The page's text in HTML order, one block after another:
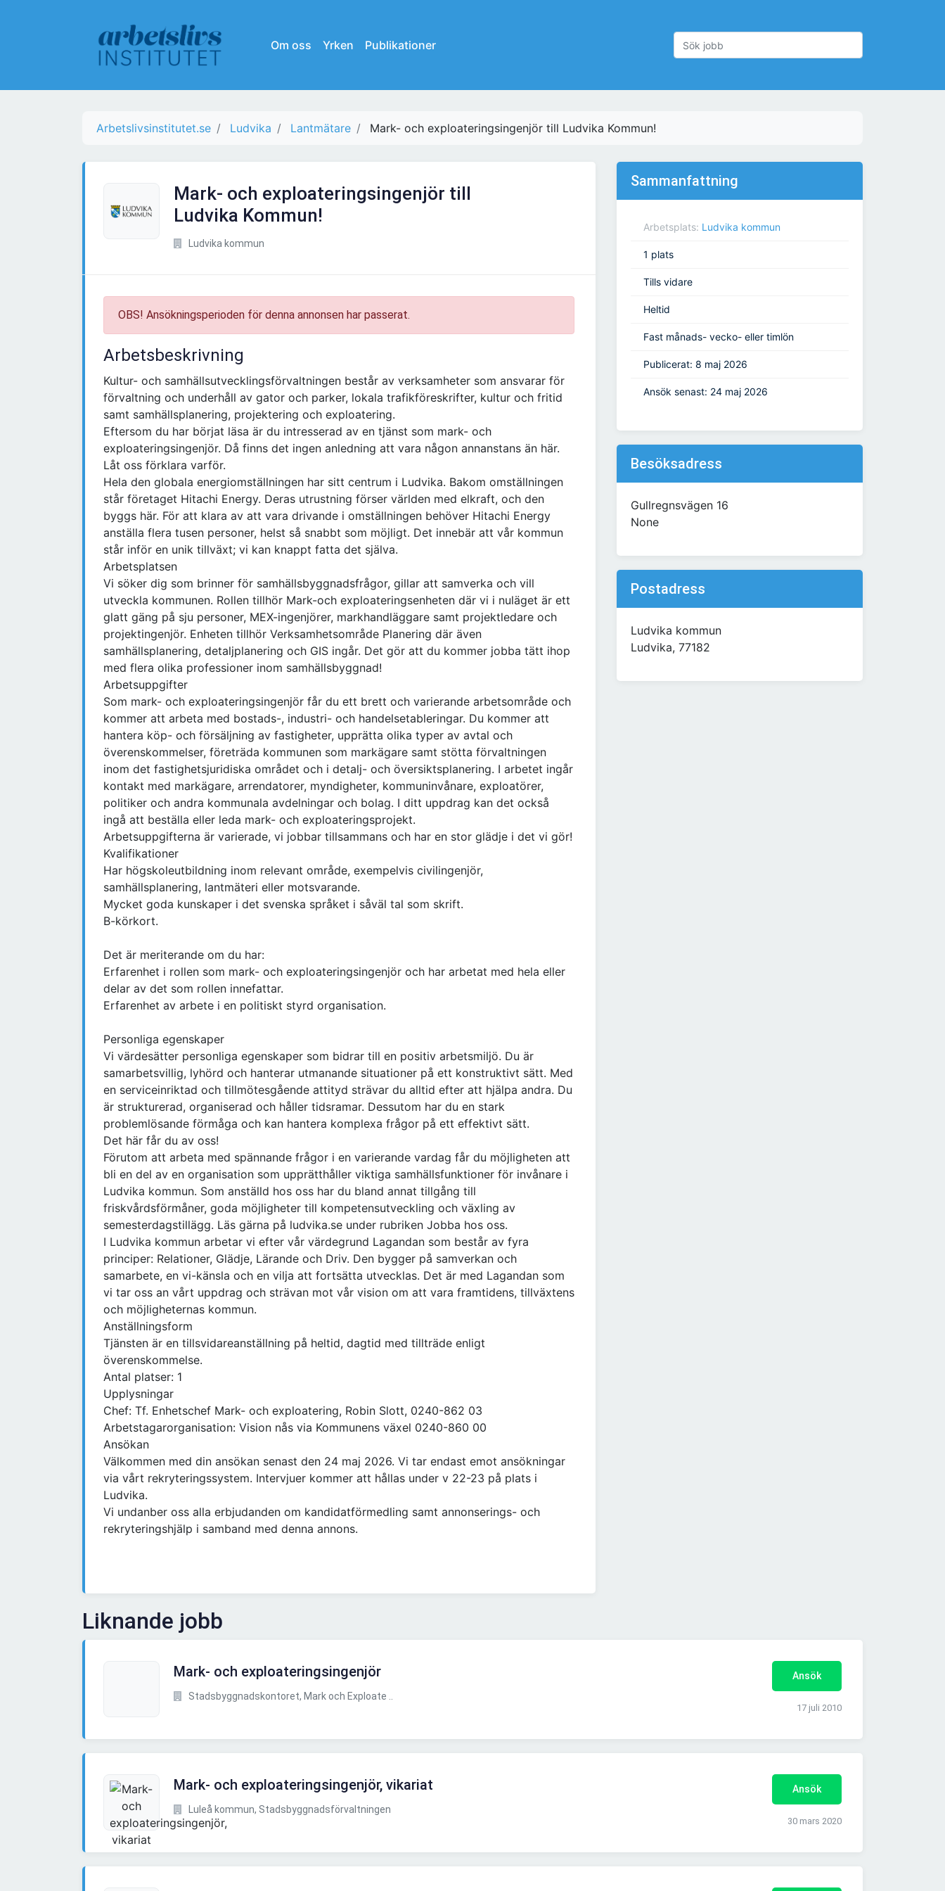
Om oss Yrken Publikationer
Arbetslivsinstitutet.se Ludvika Lantmätare Mark- och exploateringsingenjör till Ludvika Kommun!
Mark- och exploateringsingenjör till
Ludvika Kommun!
Ludvika kommun
OBS! Ansökningsperioden för denna annonsen har passerat.
Arbetsbeskrivning
Kultur- och samhällsutvecklingsförvaltningen består av verksamheter som ansvarar för
förvaltning och underhåll av gator och parker, lokala trafikföreskrifter, kultur och fritid
samt samhällsplanering, projektering och exploatering.
Eftersom du har börjat läsa är du intresserad av en tjänst som mark- och
exploateringsingenjör. Då finns det ingen anledning att vara någon annanstans än här.
Låt oss förklara varför.
Hela den globala energiomställningen har sitt centrum i Ludvika. Bakom omställningen
står företaget Hitachi Energy. Deras utrustning förser världen med elkraft, och den
byggs här. För att klara av att vara drivande i omställningen behöver Hitachi Energy
anställa flera tusen personer, helst så snabbt som möjligt. Det innebär att vår kommun
står inför en unik tillväxt; vi kan knappt fatta det själva.
Arbetsplatsen
Vi söker dig som brinner för samhällsbyggnadsfrågor, gillar att samverka och vill
utveckla kommunen. Rollen tillhör Mark-och exploateringsenheten där vi i nuläget är ett
glatt gäng på sju personer, MEX-ingenjörer, markhandläggare samt projektledare och
projektingenjör. Enheten tillhör Verksamhetsområde Planering där även
samhällsplanering, detaljplanering och GIS ingår. Det gör att du kommer jobba tätt ihop
med flera olika professioner inom samhällsbyggnad!
Arbetsuppgifter
Som mark- och exploateringsingenjör får du ett brett och varierande arbetsområde och
kommer att arbeta med bostads-, industri- och handelsetableringar. Du kommer att
hantera köp- och försäljning av fastigheter, upprätta olika typer av avtal och
överenskommelser, företräda kommunen som markägare samt stötta förvaltningen
inom det fastighetsjuridiska området och i detalj- och översiktsplanering. I arbetet ingår
kontakt med markägare, arrendatorer, myndigheter, kommuninvånare, exploatörer,
politiker och andra kommunala avdelningar och bolag. I ditt uppdrag kan det också
ingå att beställa eller leda mark- och exploateringsprojekt.
Arbetsuppgifterna är varierade, vi jobbar tillsammans och har en stor glädje i det vi gör!
Kvalifikationer
Har högskoleutbildning inom relevant område, exempelvis civilingenjör,
samhällsplanering, lantmäteri eller motsvarande.
Mycket goda kunskaper i det svenska språket i såväl tal som skrift.
B-körkort.
Det är meriterande om du har:
Erfarenhet i rollen som mark- och exploateringsingenjör och har arbetat med hela eller
delar av det som rollen innefattar.
Erfarenhet av arbete i en politiskt styrd organisation.
Personliga egenskaper
Vi värdesätter personliga egenskaper som bidrar till en positiv arbetsmiljö. Du är
samarbetsvillig, lyhörd och hanterar utmanande situationer på ett konstruktivt sätt. Med
en serviceinriktad och tillmötesgående attityd strävar du alltid efter att hjälpa andra. Du
är strukturerad, organiserad och håller tidsramar. Dessutom har du en stark
problemlösande förmåga och kan hantera komplexa frågor på ett effektivt sätt.
Det här får du av oss!
Förutom att arbeta med spännande frågor i en varierande vardag får du möjligheten att
bli en del av en organisation som upprätthåller viktiga samhällsfunktioner för invånare i
Ludvika kommun. Som anställd hos oss har du bland annat tillgång till
friskvårdsförmåner, goda möjligheter till kompetensutveckling och växling av
semesterdagstillägg. Läs gärna på ludvika.se under rubriken Jobba hos oss.
I Ludvika kommun arbetar vi efter vår värdegrund Lagandan som består av fyra
principer: Relationer, Glädje, Lärande och Driv. Den bygger på samverkan och
samarbete, en vi-känsla och en vilja att fortsätta utvecklas. Det är med Lagandan som
vi tar oss an vårt uppdrag och strävan mot vår vision om att vara framtidens, tillväxtens
och möjligheternas kommun.
Anställningsform
Tjänsten är en tillsvidareanställning på heltid, dagtid med tillträde enligt
överenskommelse.
Antal platser: 1
Upplysningar
Chef: Tf. Enhetschef Mark- och exploatering, Robin Slott, 0240-862 03
Arbetstagarorganisation: Vision nås via Kommunens växel 0240-860 00
Ansökan
Välkommen med din ansökan senast den 24 maj 2026. Vi tar endast emot ansökningar
via vårt rekryteringssystem. Intervjuer kommer att hållas under v 22-23 på plats i
Ludvika.
Vi undanber oss alla erbjudanden om kandidatförmedling samt annonserings- och
rekryteringshjälp i samband med denna annons.
Sammanfattning
Arbetsplats: Ludvika kommun
1 plats
Tills vidare
Heltid
Fast månads- vecko- eller timlön
Publicerat: 8 maj 2026
Ansök senast: 24 maj 2026
Besöksadress
Gullregnsvägen 16
None
Postadress
Ludvika kommun
Ludvika, 77182
Liknande jobb
Mark- och exploateringsingenjör
Stadsbyggnadskontoret, Mark och Exploate ..
Ansök
17 juli 2010
Mark- och exploateringsingenjör, vikariat
Luleå kommun, Stadsbyggnadsförvaltningen
Ansök
30 mars 2020